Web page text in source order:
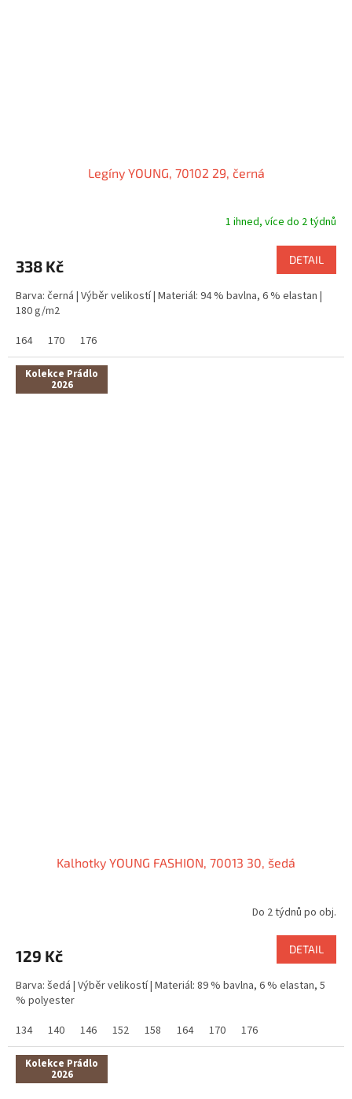
Legíny YOUNG, 70102 29, černá
1 ihned, více do 2 týdnů
338 Kč DETAIL
Barva: černá | Výběr velikostí | Materiál: 94 % bavlna, 6 % elastan |
180 g/m2
164
170 176
Kolekce Prádlo
2026
Kalhotky YOUNG FASHION, 70013 30, šedá
Do 2 týdnů po obj.
129 Kč DETAIL
Barva: šedá | Výběr velikostí | Materiál: 89 % bavlna, 6 % elastan, 5
% polyester
134
140 146 152 158 164 170 176
Kolekce Prádlo
2026